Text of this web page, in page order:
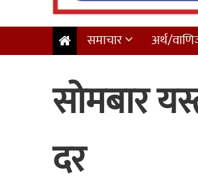
समाचार अर्थ/
सोमबार
दर